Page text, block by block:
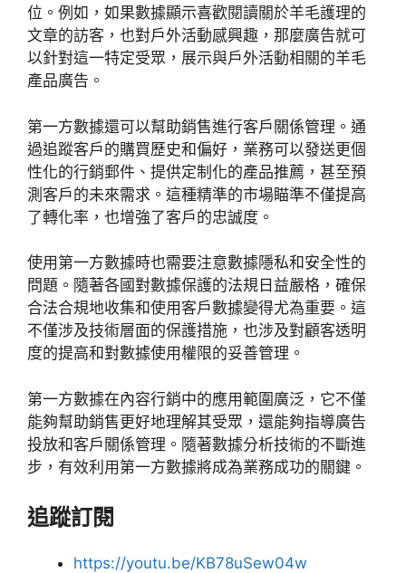
位。例如，如果數據顯示喜歡閱讀關於羊毛護理的
文章的訪客，也對戶外活動感興趣，那麼廣告就可
以針對這一特定受眾，展示與戶外活動相關的羊毛
產品廣告。
第一方數據還可以幫助銷售進行客戶關係管理。通
過追蹤客戶的購買歷史和偏好，業務可以發送更個
性化的行銷郵件、提供定制化的產品推薦，甚至預
測客戶的未來需求。這種精準的市場瞄準不僅提高
了轉化率，也增強了客戶的忠誠度。
使用第一方數據時也需要注意數據隱私和安全性的
問題。隨著各國對數據保護的法規日益嚴格，確保
合法合規地收集和使用客戶數據變得尤為重要。這
不僅涉及技術層面的保護措施，也涉及對顧客透明
度的提高和對數據使用權限的妥善管理。
第一方數據在內容行銷中的應用範圍廣泛，它不僅
能夠幫助銷售更好地理解其受眾，還能夠指導廣告
投放和客戶關係管理。隨著數據分析技術的不斷進
步，有效利用第一方數據將成為業務成功的關鍵。
追蹤訂閱
https://youtu.be/KB78uSew04w